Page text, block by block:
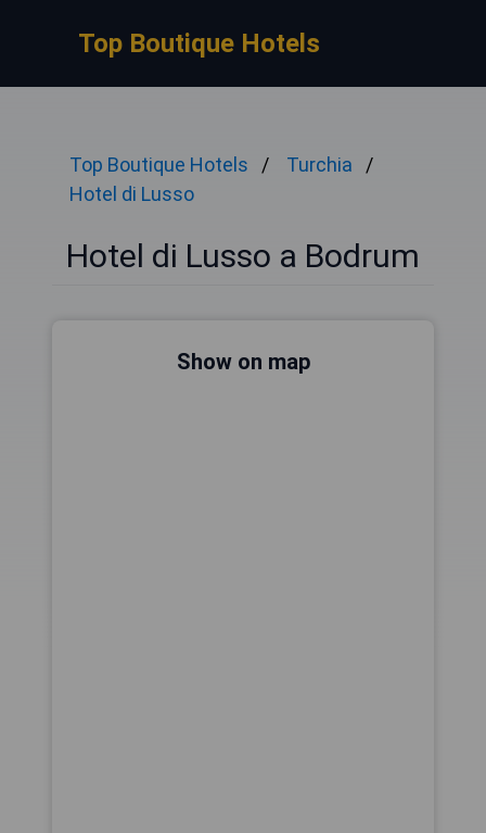
Top Boutique Hotels
Top Boutique Hotels
Turchia
Hotel di Lusso
Hotel di Lusso a Bodrum
Show on map